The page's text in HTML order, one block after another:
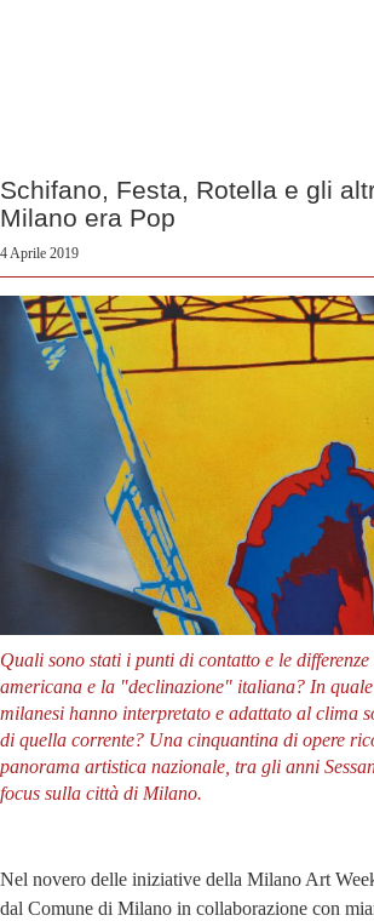
Schifano, Festa, Rotella e gli
Milano era Pop
4 Aprile 2019
Quali sono stati i punti di contatto e le
americana e la "declinazione" italiana? In
milanesi hanno interpretato e adattato al clima
di quella corrente? Una cinquantina di opere
panorama artistica nazionale, tra gli anni
focus sulla città di Milano.
Nel novero delle iniziative della Milano Art
dal Comune di Milano in collaborazione con